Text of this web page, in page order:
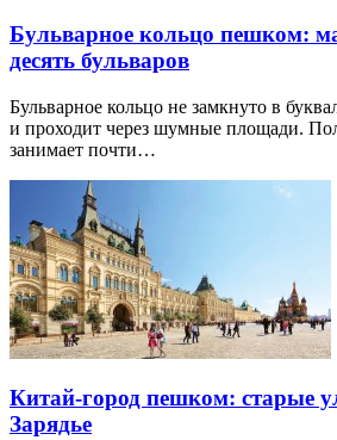
Бульварное кольцо пешком:
десять бульваров
Бульварное кольцо не замкнуто в
и проходит через шумные площади.
занимает почти…
Китай-город пешком: старые
Зарядье